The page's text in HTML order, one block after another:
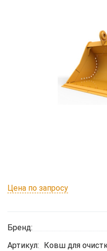
Цена по запросу
Бренд:
Артикул:
Ковш для